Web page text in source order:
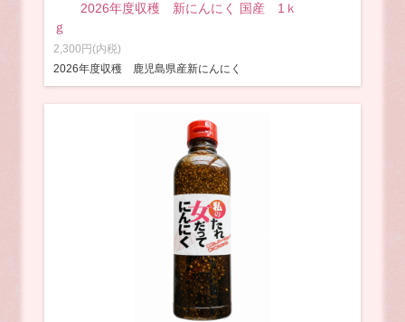
2026年度収穫 新にんにく 国産 1ｋ
ｇ
2,300円(内税)
2026年度収穫 鹿児島県産新にんにく